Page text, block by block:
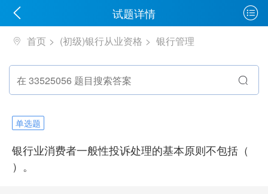
试题详情
首页 (初级)银行从业资格 银行管理
单选题
银行业消费者一般性投诉处理的基本原则不包括（
）。